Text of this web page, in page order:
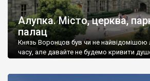
Алупка. Місто, церква,
палац
Князь Воронцов був чи не
часу, але давайте не будемо кривити